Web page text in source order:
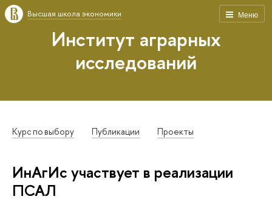
Меню
Высшая школа экономики
Институт аграрных
исследований
Курс по выбору Публикации Проекты
ИнАгИс участвует в реализации
ПСАЛ